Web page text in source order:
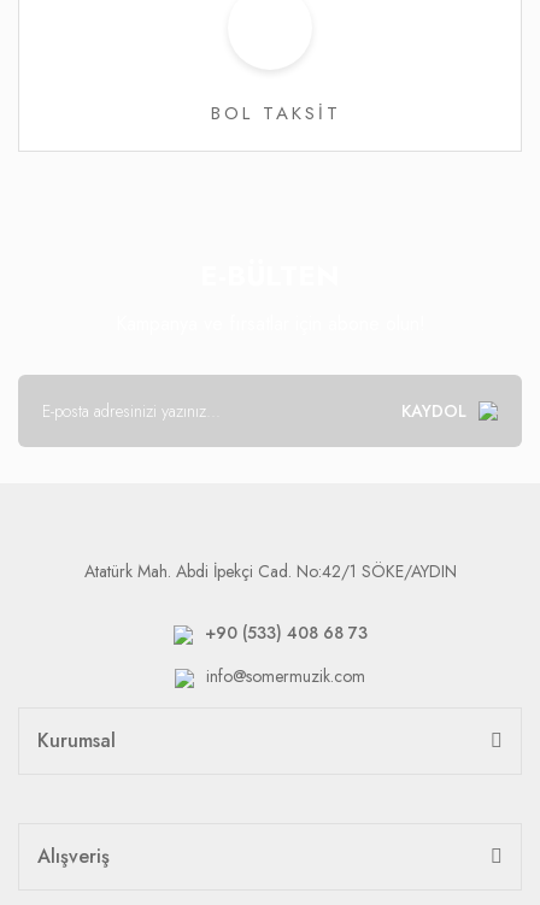
BOL TAKSİT
KAYDOL
Atatürk Mah. Abdi İpekçi Cad. No:42/1 SÖKE/AYDIN
+90 (533) 408 68 73
info@somermuzik.com
Kurumsal
Alışveriş